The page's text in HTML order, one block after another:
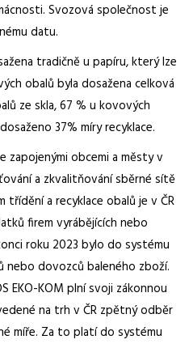
Svozová společnost je
datu.
tradičně u papíru, který lze
obalů byla dosažena celková
ze skla, 67 % u kovových
37% míry recyklace.
zapojenými obcemi a městy v
a zkvalitňování sběrné sítě
třídění a recyklace obalů je v ČR
firem vyrábějících nebo
roku 2023 bylo do systému
nebo dovozců baleného zboží.
EKO-KOM plní svoji zákonnou
na trh v ČR zpětný odběr
míře. Za to platí do systému